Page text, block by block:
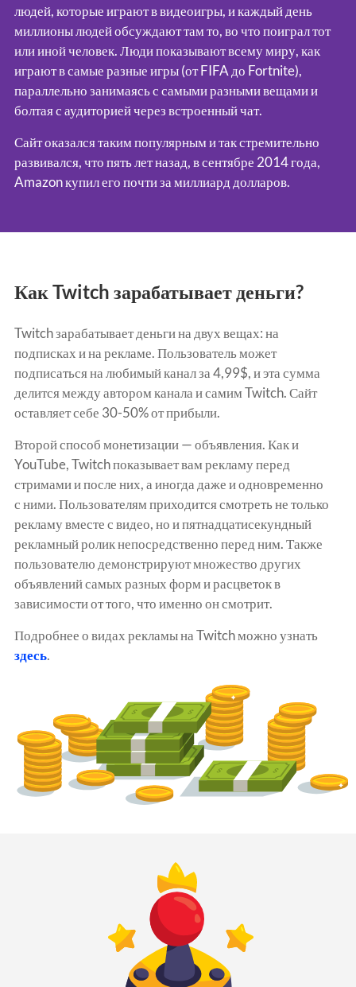
людей, которые играют в видеоигры, и каждый день
миллионы людей обсуждают там то, во что поиграл тот
или иной человек.Люди показывают всему миру, как
играют в самые разные игры (от FIFA до Fortnite),
параллельно занимаясь с самыми разными вещами и
болтая с аудиторией через встроенный чат.
Сайт оказался таким популярным и так стремительно
развивался, что пять лет назад, в сентябре 2014 года,
Amazon купил его почти за миллиард долларов.
Как Twitch зарабатывает деньги?
Twitch зарабатывает деньги на двух вещах: на
подписках и на рекламе.Пользователь может
подписаться на любимый канал за 4,99$, и эта сумма
делится между автором канала и самим Twitch. Сайт
оставляет себе 30-50% от прибыли.
Второй способ монетизации — объявления.Как и
YouTube, Twitch показывает вам рекламу перед
стримами и после них, а иногда даже и одновременно
с ними.Пользователям приходится смотреть не только
рекламу вместе с видео, но и пятнадцатисекундный
рекламный ролик непосредственно перед ним.Также
пользователю демонстрируют множество других
объявлений самых разных форм и расцветок в
зависимости от того, что именно он смотрит.
Подробнее о видах рекламы на Twitch можно узнать
здесь.